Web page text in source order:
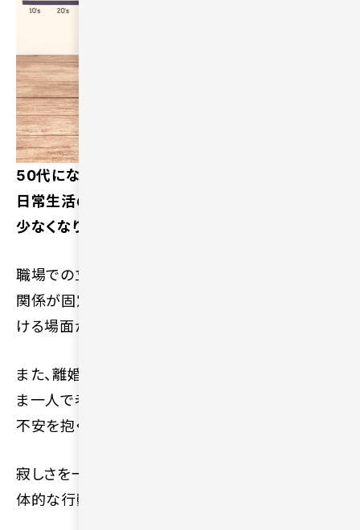
50代になると、仕事や生活環境が安定する一方で、
日常生活の中で新しい異性と出会う機会は急激に
少なくなります。
職場での立場が固定されたり、プライベートの人間
関係が固定化されたりすることで、新しい刺激を受
ける場面が減るためです。
また、離婚や死別などの経験をきっかけに「このま
ま一人で老後を迎えるのでは」と将来に対して強い
不安を抱く人も少なくありません。
寂しさを一人で抱え込まず、現状を変えるための具
体的な行動を考える時期が来ているといえます。